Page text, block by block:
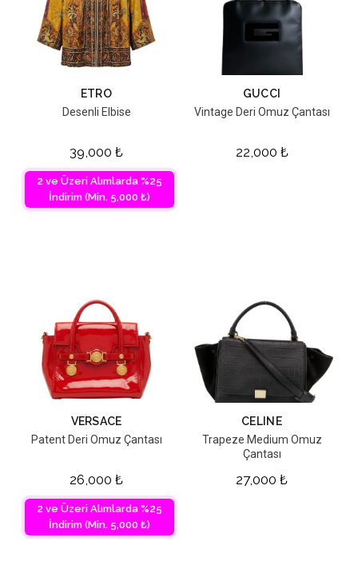
ETRO
Desenli Elbise
39,000 ₺
2 ve Üzeri Alımlarda %25
İndirim (Min. 5,000 ₺)
GUCCI
Vintage Deri Omuz Çantası
22,000 ₺
VERSACE
Patent Deri Omuz Çantası
26,000 ₺
2 ve Üzeri Alımlarda %25
İndirim (Min. 5,000 ₺)
CELINE
Trapeze Medium Omuz
Çantası
27,000 ₺